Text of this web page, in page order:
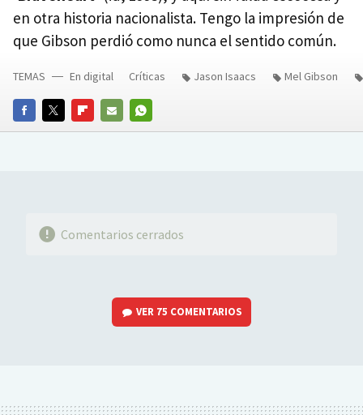
en otra historia nacionalista. Tengo la impresión de
que Gibson perdió como nunca el sentido común.
FACEBOOKTWITTERFLIPBOARD
E-
WHATSAPP
TEMAS En digital Críticas Jason Isaacs Mel Gibson
Comentarios cerrados
VER 75 COMENTARIOS